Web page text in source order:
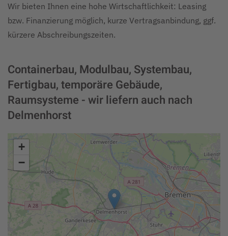
Wir bieten Ihnen eine hohe Wirtschaftlichkeit: Leasing
bzw. Finanzierung möglich, kurze Vertragsanbindung, ggf.
kürzere Abschreibungszeiten.
Containerbau, Modulbau, Systembau,
Fertigbau, temporäre Gebäude,
Raumsysteme - wir liefern auch nach
Delmenhorst
+
−